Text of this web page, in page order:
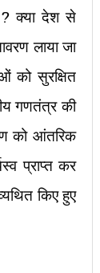
? क्या देश से
लाया जा
को सुरक्षित
गणतंत्र की
को आंतरिक
प्राप्त कर
किए हुए